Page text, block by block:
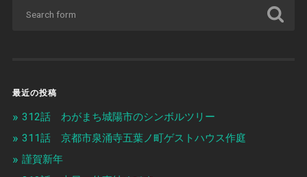
最近の投稿
312話 わがまち城陽市のシンボルツリー
311話 京都市泉涌寺五葉ノ町ゲストハウス作庭
謹賀新年